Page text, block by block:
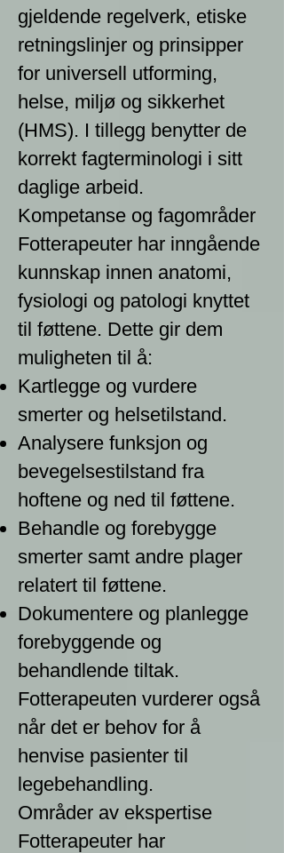
gjeldende regelverk, etiske
retningslinjer og prinsipper
for universell utforming,
helse, miljø og sikkerhet
(HMS). I tillegg benytter de
korrekt fagterminologi i sitt
daglige arbeid.
Kompetanse og fagområder
Fotterapeuter har inngående
kunnskap innen anatomi,
fysiologi og patologi knyttet
til føttene. Dette gir dem
muligheten til å:
Kartlegge og vurdere
smerter og helsetilstand.
Analysere funksjon og
bevegelsestilstand fra
hoftene og ned til føttene.
Behandle og forebygge
smerter samt andre plager
relatert til føttene.
Dokumentere og planlegge
forebyggende og
behandlende tiltak.
Fotterapeuten vurderer også
når det er behov for å
henvise pasienter til
legebehandling.
Områder av ekspertise
Fotterapeuter har